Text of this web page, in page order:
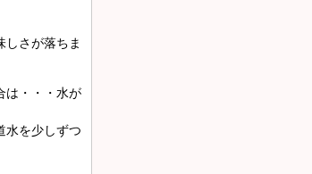
しさが落ちま
は・・・水が
水を少しずつ